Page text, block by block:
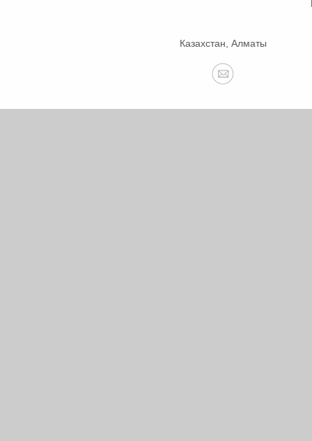
Казахстан, Алматы